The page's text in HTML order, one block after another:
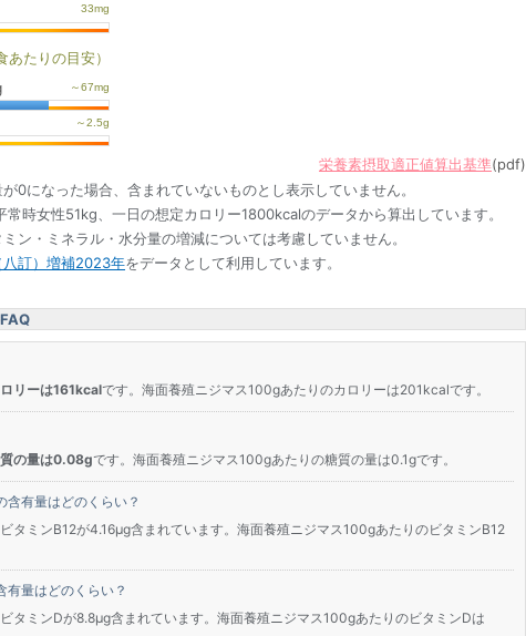
あたりの目安）
栄養素摂取適正値算出基準(pdf)
0になった場合、含まれていないものとし表示していません。
時女性51kg、一日の想定カロリー1800kcalのデータから算出しています。
ン・ミネラル・水分量の増減については考慮していません。
八訂）増補2023年をデータとして利用しています。
リーは161kcalです。海面養殖ニジマス100gあたりのカロリーは201kcalです。
の量は0.08gです。海面養殖ニジマス100gあたりの糖質の量は0.1gです。
含有量はどのくらい？
タミンB12が4.16μg含まれています。海面養殖ニジマス100gあたりのビタミンB12
有量はどのくらい？
タミンDが8.8μg含まれています。海面養殖ニジマス100gあたりのビタミンDは